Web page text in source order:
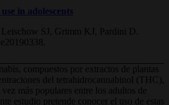
in adolescents
SJ, Grimm KJ, Pardini D.
compuestos por extractos de plantas
del tetrahidrocannabinol (THC),
más populares entre los adultos de
estudio pretende conocer el uso de estas